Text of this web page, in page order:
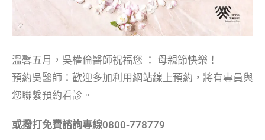
溫馨五月，吳權倫醫師祝福您 ： 母親節快樂！
預約吳醫師：歡迎多加利用網站線上預約，將有專員與
您聯繫預約看診。
或撥打免費諮詢專線0800-778779